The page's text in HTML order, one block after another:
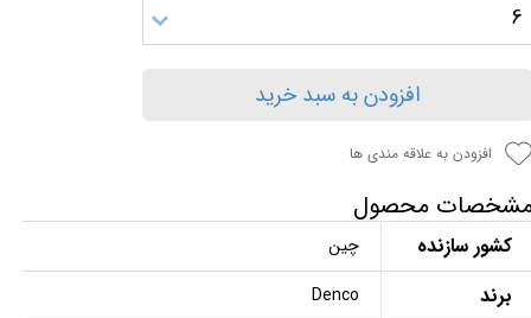
6
افزودن به سبد خرید
افزودن به علاقه مندی ها
محصول
کشور سازنده چین
برند Denco